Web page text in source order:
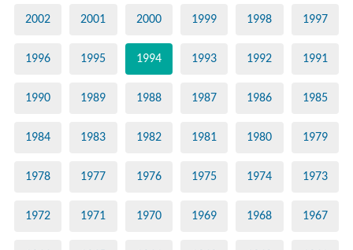
2002 2001 2000 1999 1998 1997
1996 1995 1994 1993 1992 1991
1990 1989 1988 1987 1986 1985
1984 1983 1982 1981 1980 1979
1978 1977 1976 1975 1974 1973
1972 1971 1970 1969 1968 1967